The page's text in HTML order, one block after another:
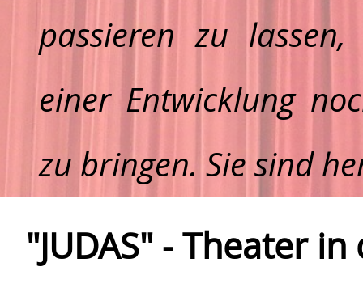
passieren zu
einer Entwicklung
zu bringen. Sie sind
"JUDAS" - Theater in